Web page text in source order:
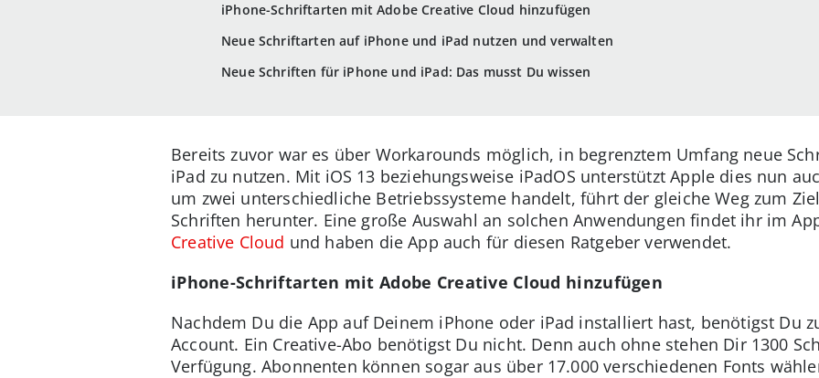
iPhone-Schriftarten mit Adobe Creative Cloud hinzufügen
Neue Schriftarten auf iPhone und iPad nutzen und verwalten
Neue Schriften für iPhone und iPad: Das musst Du wissen
Bereits zuvor war es über Workarounds möglich, in begrenztem Umfang neue
iPad zu nutzen. Mit iOS 13 beziehungsweise iPadOS unterstützt Apple dies nun
um zwei unterschiedliche Betriebssysteme handelt, führt der gleiche Weg zum
Schriften herunter. Eine große Auswahl an solchen Anwendungen findet ihr im
Creative Cloud und haben die App auch für diesen Ratgeber verwendet.
iPhone-Schriftarten mit Adobe Creative Cloud hinzufügen
Nachdem Du die App auf Deinem iPhone oder iPad installiert hast, benötigst Du
Account. Ein Creative-Abo benötigst Du nicht. Denn auch ohne stehen Dir 1300
Verfügung. Abonnenten können sogar aus über 17.000 verschiedenen Fonts